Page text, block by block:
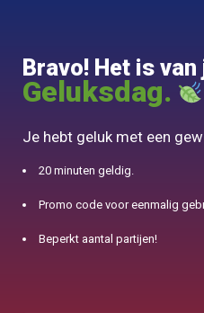
10% aangeboden voor 50€
Bravo! Het is van
Geluksdag.
Je hebt geluk met een
20 minuten geldig.
Promo code voor eenmalig
Beperkt aantal partijen!